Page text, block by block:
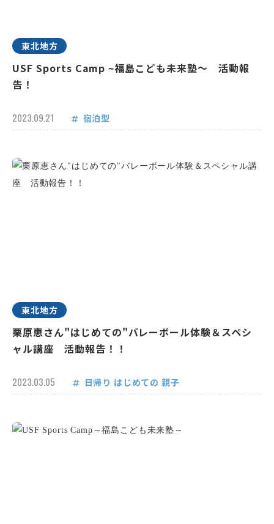
東北地方
USF Sports Camp ~福島こども未来塾～ 活動報
告！
2023.09.21 宿泊型
東北地方
栗原恵さん"はじめての"バレーボール体験＆スペシ
ャル講座 活動報告！！
2023.03.05 日帰り はじめての 親子